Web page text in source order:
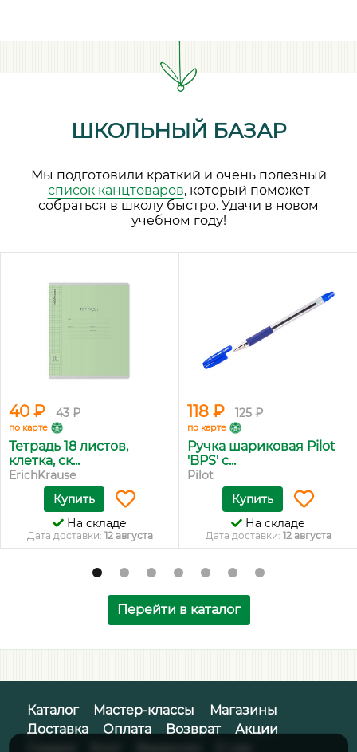
ШКОЛЬНЫЙ БАЗАР
Мы подготовили краткий и очень полезный
список канцтоваров, который поможет
собраться в школу быстро. Удачи в новом
учебном году!
40 ₽ 43 ₽
по карте
Тетрадь 18 листов,
клетка, ск...
ErichKrause
Купить
На складе
Дата доставки: 12 августа
118 ₽ 125 ₽
по карте
Ручка шариковая Pilot
'BPS' с...
Pilot
Купить
На складе
Дата доставки: 12 августа
Перейти в каталог
Каталог Мастер-классы
Магазины
Доставка
Оплата Возврат
Акции